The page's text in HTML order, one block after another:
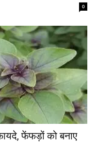
0
फेंफड़ों को बनाए